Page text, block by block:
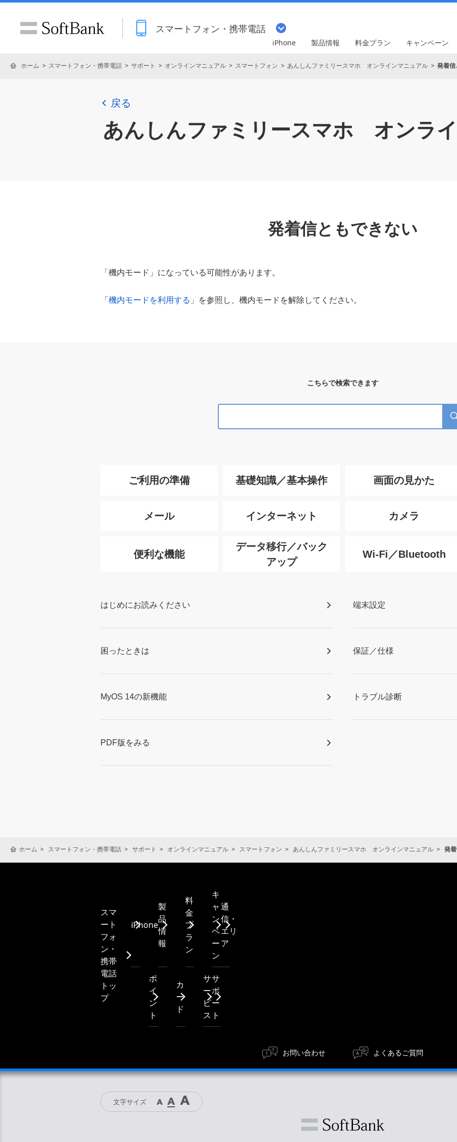
スマートフォン・携帯電話
iPhone 製品情報 料金プラン キャンペーン
ホーム スマートフォン・携帯電話 サポート オンラインマニュアル スマートフォン あんしんファミリースマホ オンラインマニュアル 発着
戻る
あんしんファミリースマホ オンラ
発着信ともできない
「機内モード」になっている可能性があります。
「 機内モードを利用する 」を参照し、機内モードを解除してください。
こちらで検索できます
ご利用の準備 基礎知識／基本操作 画面の見かた
メール インターネット カメラ
便利な機能
データ移行／バック
アップ
Wi-Fi／Bluetooth
はじめにお読みください 端末設定
困ったときは 保証／仕様
MyOS 14の新機能 トラブル診断
PDF版をみる
ホーム スマートフォン・携帯電話 サポート オンラインマニュアル スマートフォン あんしんファミリースマホ オンラインマニュアル 発
スマ
ート
フォ
ン・
携帯
電話
トッ
プ
iPhone
製
品
情
報
料
金
プ
ラ
ン
キ
ャ
ン
ペ
ー
ン
通
信・
エリ
ア
ポ
イ
ン
ト
カ
ー
ド
サ
ー
ビ
ス
サ
ポ
ー
ト
お問い合わせ よくあるご質問
文字サイズ